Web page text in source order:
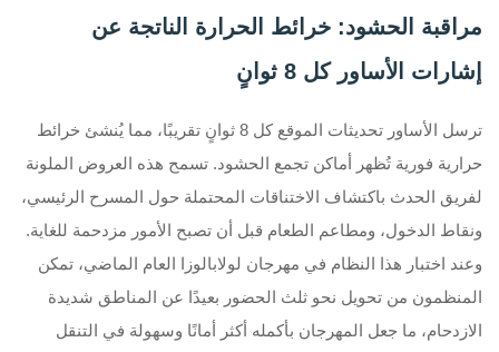
مراقبة الحشود: خرائط الحرارة الناتجة عن
إشارات الأساور كل 8 ثوانٍ
ترسل الأساور تحديثات الموقع كل 8 ثوانٍ تقريبًا، مما يُنشئ خرائط
حرارية فورية تُظهر أماكن تجمع الحشود. تسمح هذه العروض الملونة
لفريق الحدث باكتشاف الاختناقات المحتملة حول المسرح الرئيسي،
ونقاط الدخول، ومطاعم الطعام قبل أن تصبح الأمور مزدحمة للغاية.
وعند اختبار هذا النظام في مهرجان لولابالوزا العام الماضي، تمكن
المنظمون من تحويل نحو ثلث الحضور بعيدًا عن المناطق شديدة
الازدحام، ما جعل المهرجان بأكمله أكثر أمانًا وسهولة في التنقل